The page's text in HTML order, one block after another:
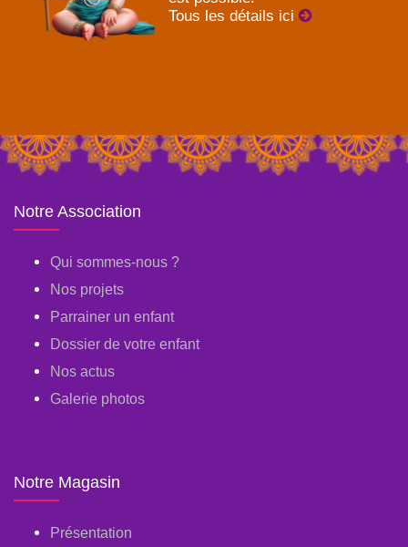
Tous les détails ici
Notre Association
Qui sommes-nous ?
Nos projets
Parrainer un enfant
Dossier de votre enfant
Nos actus
Galerie photos
Notre Magasin
Présentation